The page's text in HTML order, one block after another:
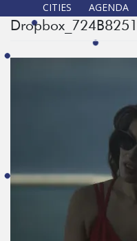
CITIES AGENDA
Dropbox_724B8251